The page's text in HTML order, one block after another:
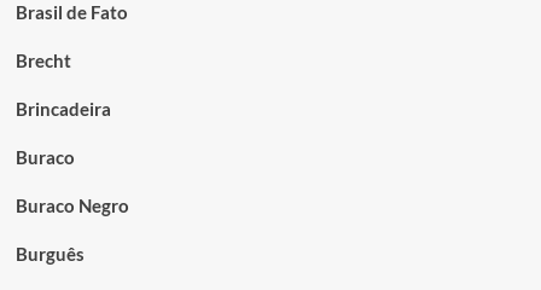
Brasil de Fato
Brecht
Brincadeira
Buraco
Buraco Negro
Burguês